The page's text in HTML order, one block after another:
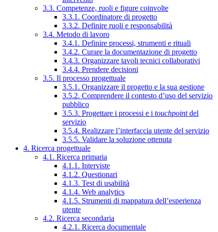
3.3. Competenze, ruoli e figure coinvolte
3.3.1. Coordinatore di progetto
3.3.2. Definire ruoli e responsabilità
3.4. Metodo di lavoro
3.4.1. Definire processi, strumenti e rituali
3.4.2. Curare la documentazione di progetto
3.4.3. Organizzare tavoli tecnici collaborativi
3.4.4. Prendere decisioni
3.5. Il processo progettuale
3.5.1. Organizzare il progetto e la sua gestione
3.5.2. Comprendere il contesto d’uso del servizio
pubblico
3.5.3. Progettare i processi e i touchpointdel
servizio
3.5.4. Realizzare l’interfaccia utente del servizio
3.5.5. Validare la soluzione ottenuta
4. Ricerca progettuale
4.1. Ricerca primaria
4.1.1. Interviste
4.1.2. Questionari
4.1.3. Test di usabilità
4.1.4. Web analytics
4.1.5. Strumenti di mappatura dell’esperienza
utente
4.2. Ricerca secondaria
4.2.1. Ricerca documentale